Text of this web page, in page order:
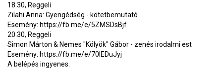
18.30, Reggeli
Zilahi Anna: Gyengédség - kötetbemutató
Esemény: https://fb.me/e/5ZMSDsBjf
20.30, Reggeli
Simon Márton & Nemes "Kölyök" Gábor - zenés irodalmi est
Esemény: https://fb.me/e/70IEDuJyj
A belépés ingyenes.